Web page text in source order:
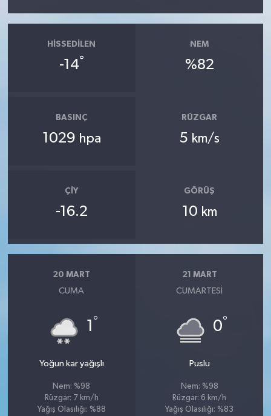
HISSEDILEN
-14°
NEM
%82
BASINÇ
1029 hpa
RÜZGAR
5 km/s
ÇIY
-16.2
GÖRÜŞ
10 km
20 MART
CUMA
1 °
Yoğun kar yağışlı
Nem: %98
Rüzgar: 7 km/h
Yağış Olasılığı: %88
21 MART
CUMARTESI
0°
Puslu
Nem: %98
Rüzgar: 6 km/h
Yağış Olasılığı: %83